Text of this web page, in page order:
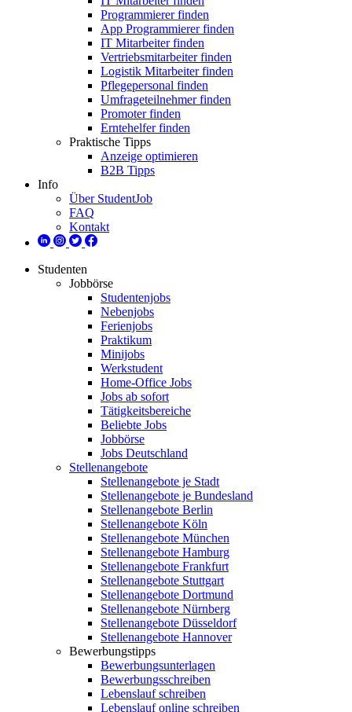
Programmierer finden
App Programmierer finden
IT Mitarbeiter finden
Vertriebsmitarbeiter finden
Logistik Mitarbeiter finden
Pflegepersonal finden
Umfrageteilnehmer finden
Promoter finden
Erntehelfer finden
Praktische Tipps
Anzeige optimieren
B2B Tipps
Info
Über StudentJob
FAQ
Kontakt
Studenten
Jobbörse
Studentenjobs
Nebenjobs
Ferienjobs
Praktikum
Minijobs
Werkstudent
Home-Office Jobs
Jobs ab sofort
Tätigkeitsbereiche
Beliebte Jobs
Jobbörse
Jobs Deutschland
Stellenangebote
Stellenangebote je Stadt
Stellenangebote je Bundesland
Stellenangebote Berlin
Stellenangebote Köln
Stellenangebote München
Stellenangebote Hamburg
Stellenangebote Frankfurt
Stellenangebote Stuttgart
Stellenangebote Dortmund
Stellenangebote Nürnberg
Stellenangebote Düsseldorf
Stellenangebote Hannover
Bewerbungstipps
Bewerbungsunterlagen
Bewerbungsschreiben
Lebenslauf schreiben
Lebenslauf online schreiben